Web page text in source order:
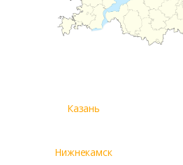
Казань
Нижнекамск